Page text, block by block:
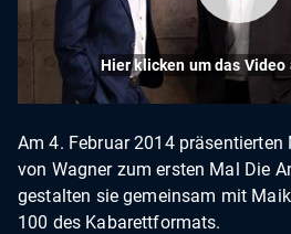
Hier klicken um das
Am 4. Februar 2014
von Wagner zum ersten Mal Die
gestalten sie gemeinsam mit
100 des Kabarettformats.